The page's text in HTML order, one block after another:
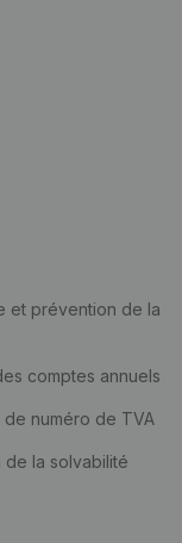
et prévention de la
comptes annuels
de numéro de TVA
de la solvabilité